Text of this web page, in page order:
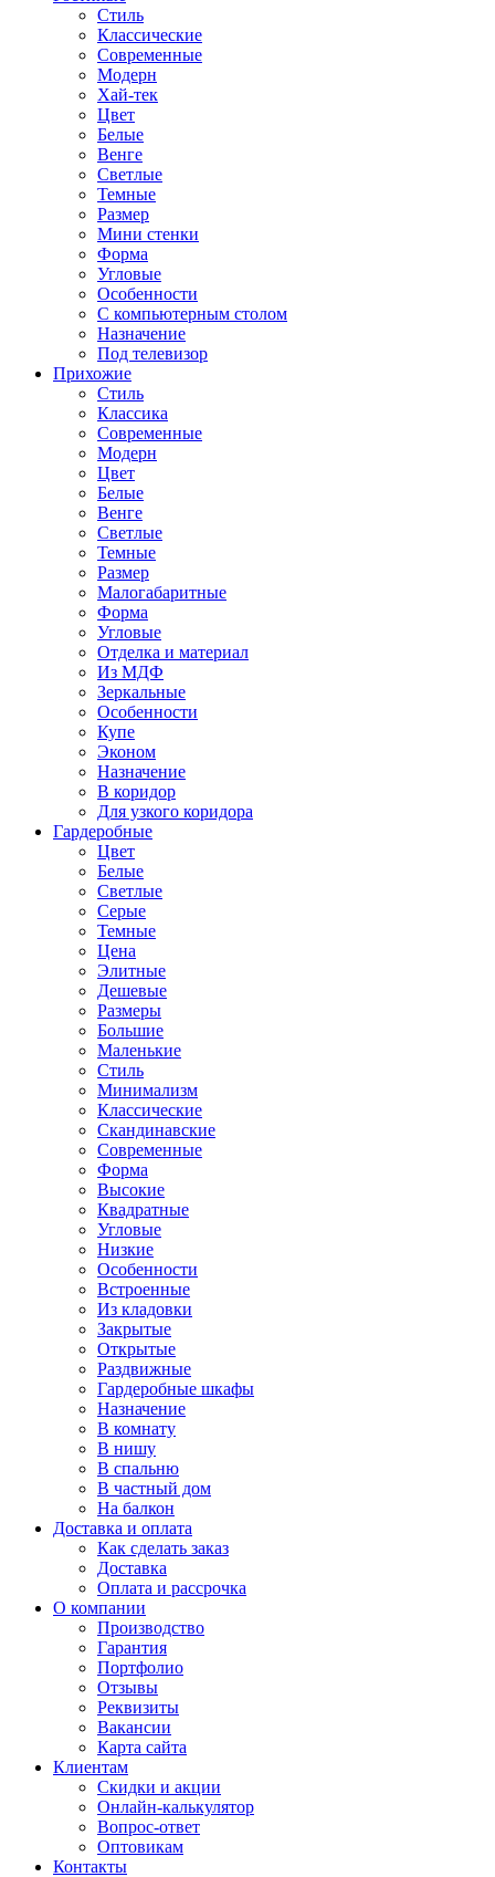
Стиль
Классические
Современные
Модерн
Хай-тек
Цвет
Белые
Венге
Светлые
Темные
Размер
Мини стенки
Форма
Угловые
Особенности
С компьютерным столом
Назначение
Под телевизор
Прихожие
Стиль
Классика
Современные
Модерн
Цвет
Белые
Венге
Светлые
Темные
Размер
Малогабаритные
Форма
Угловые
Отделка и материал
Из МДФ
Зеркальные
Особенности
Купе
Эконом
Назначение
В коридор
Для узкого коридора
Гардеробные
Цвет
Белые
Светлые
Серые
Темные
Цена
Элитные
Дешевые
Размеры
Большие
Маленькие
Стиль
Минимализм
Классические
Скандинавские
Современные
Форма
Высокие
Квадратные
Угловые
Низкие
Особенности
Встроенные
Из кладовки
Закрытые
Открытые
Раздвижные
Гардеробные шкафы
Назначение
В комнату
В нишу
В спальню
В частный дом
На балкон
Доставка и оплата
Как сделать заказ
Доставка
Оплата и рассрочка
О компании
Производство
Гарантия
Портфолио
Отзывы
Реквизиты
Вакансии
Карта сайта
Клиентам
Скидки и акции
Онлайн-калькулятор
Вопрос-ответ
Оптовикам
Контакты